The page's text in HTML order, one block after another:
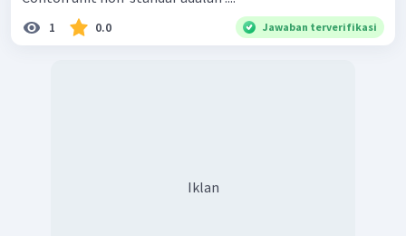
1 0.0 Jawaban terverifikasi
Iklan